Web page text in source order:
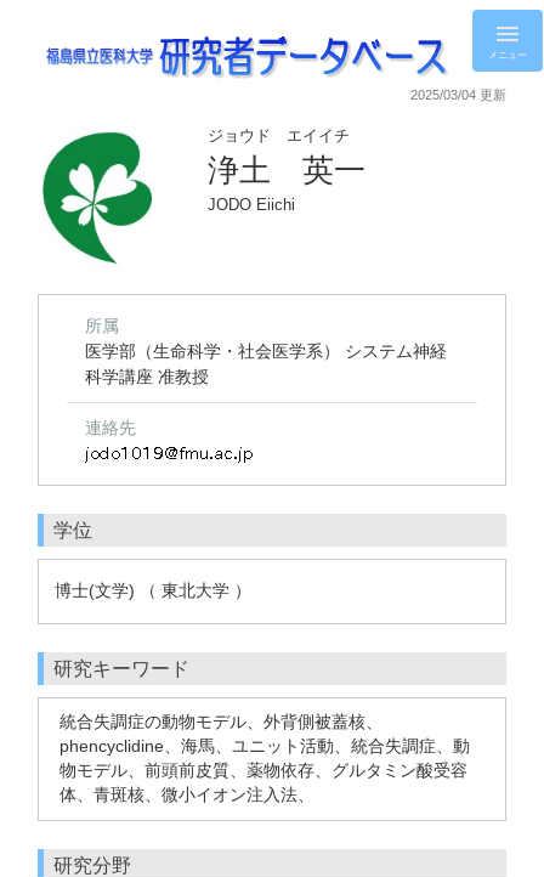
メニュー
2025/03/04 更新
ジョウド エイイチ
浄土 英一
JODO Eiichi
所属
医学部（生命科学・社会医学系） システム神経
科学講座 准教授
連絡先
学位
博士(文学) （ 東北大学 ）
研究キーワード
統合失調症の動物モデル、外背側被蓋核、
phencyclidine、海馬、ユニット活動、統合失調症、動
物モデル、前頭前皮質、薬物依存、グルタミン酸受容
体、青斑核、微小イオン注入法、
研究分野